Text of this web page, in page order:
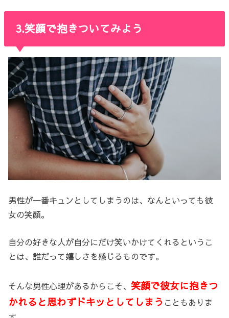
3.笑顔で抱きついてみよう
男性が一番キュンとしてしまうのは、なんといっても彼
女の笑顔。
自分の好きな人が自分にだけ笑いかけてくれるというこ
とは、誰だって嬉しさを感じるものです。
そんな男性心理があるからこそ、笑顔で彼女に抱きつ
かれると思わずドキッとしてしまう こともありま